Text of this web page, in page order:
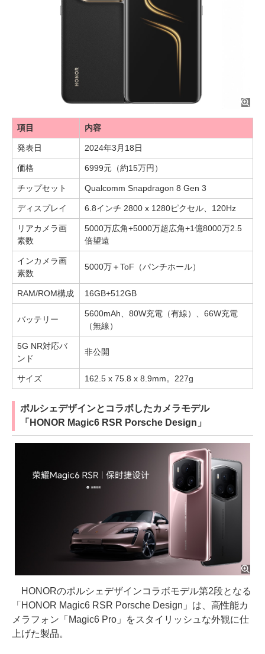
項目 内容
発表日 2024年3月18日
価格 6999元（約15万円）
チップセット Qualcomm Snapdragon 8 Gen 3
ディスプレイ 6.8インチ 2800 x 1280ピクセル、120Hz
リアカメラ画
素数
5000万広角+5000万超広角+1億8000万2.5
倍望遠
インカメラ画
素数
5000万＋ToF（パンチホール）
RAM/ROM構成 16GB+512GB
バッテリー
5600mAh、80W充電（有線）、66W充電
（無線）
5G NR対応バ
ンド
非公開
サイズ 162.5 x 75.8 x 8.9mm。227g
ポルシェデザインとコラボしたカメラモデル
「HONOR Magic6 RSR Porsche Design」
HONORのポルシェデザインコラボモデル第2段となる
「HONOR Magic6 RSR Porsche Design」は、高性能カ
メラフォン「Magic6 Pro」をスタイリッシュな外観に仕
上げた製品。